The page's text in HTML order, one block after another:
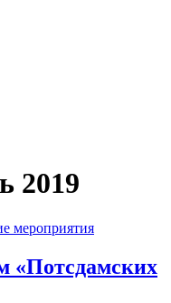
2019
мероприятия
«Потсдамских